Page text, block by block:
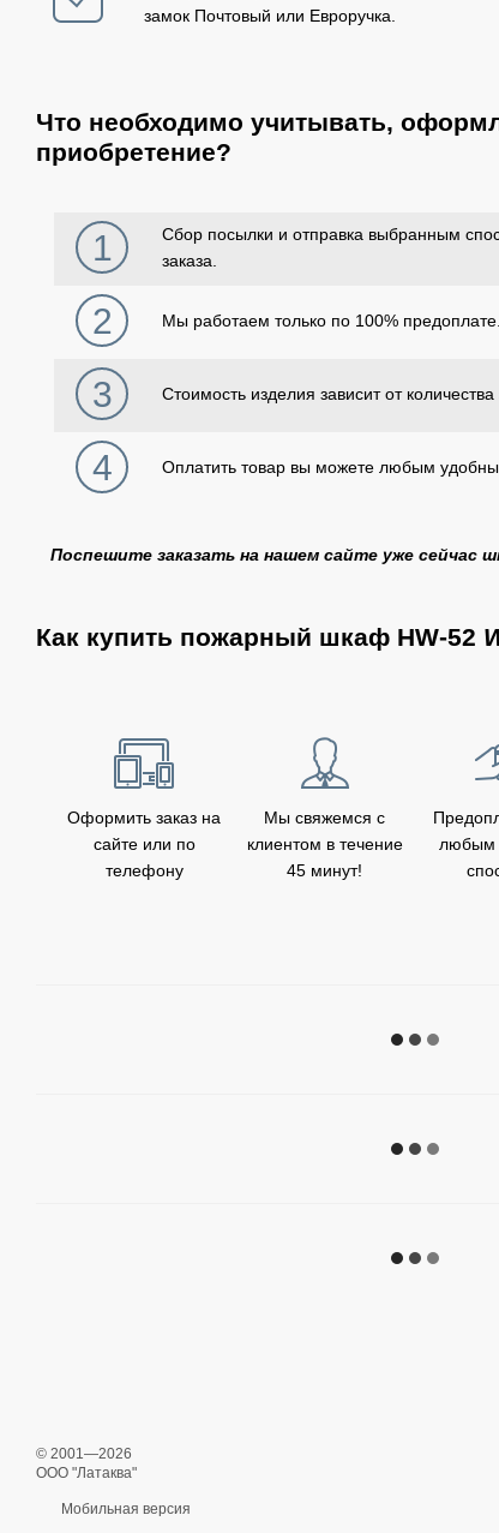
замок Почтовый или Евроручка.
Что необходимо учитывать,
приобретение?
1
Сбор посылки и отправка выбранным
заказа.
2 Мы работаем только по 100% предоплате.
3 Стоимость изделия зависит от количества
4 Оплатить товар вы можете любым
Поспешите заказать на нашем сайте уже сейчас
Как купить пожарный шкаф HW-52
Оформить заказ на
сайте или по
телефону
Мы свяжемся с
клиентом в течение
45 минут!
любым
© 2001—2026
ООО "Латаква"
Мобильная версия